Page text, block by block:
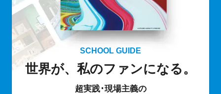
SCHOOL GUIDE
世界が、私のファンになる。
超実践･現場主義の